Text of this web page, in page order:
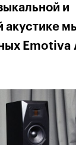
и
акустике
Emotiva